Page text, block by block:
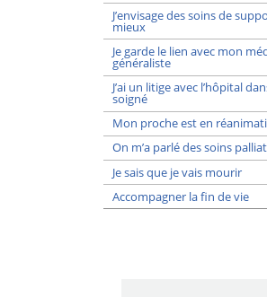
J’envisage des soins de
mieux
Je garde le lien avec mon
généraliste
J’ai un litige avec l’hôpital
soigné
Mon proche est en
On m’a parlé des soins
Je sais que je vais mourir
Accompagner la fin de vie